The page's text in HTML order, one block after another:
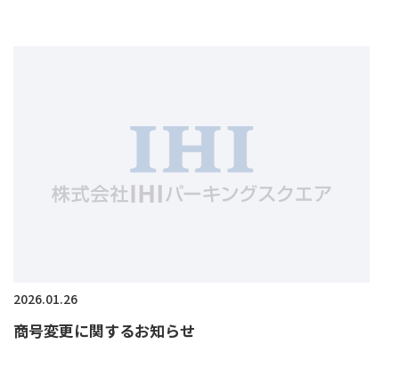
2026.01.26
商号変更に関するお知らせ